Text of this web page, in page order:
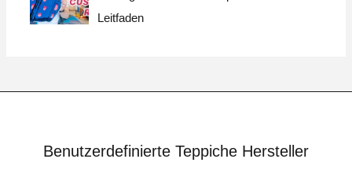
Leitfaden
Benutzerdefinierte Teppiche Hersteller